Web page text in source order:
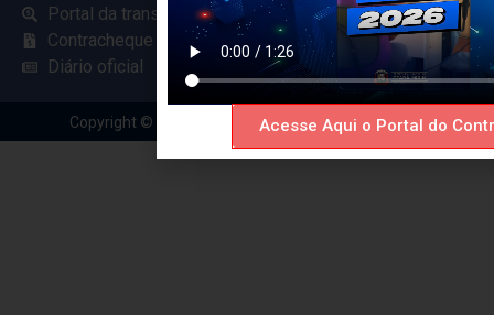
Portal da transparência
Contracheque online
Diário oficial
Copyright © 2024 Criado com pela Renovar Web
Acesse Aqui o Portal do